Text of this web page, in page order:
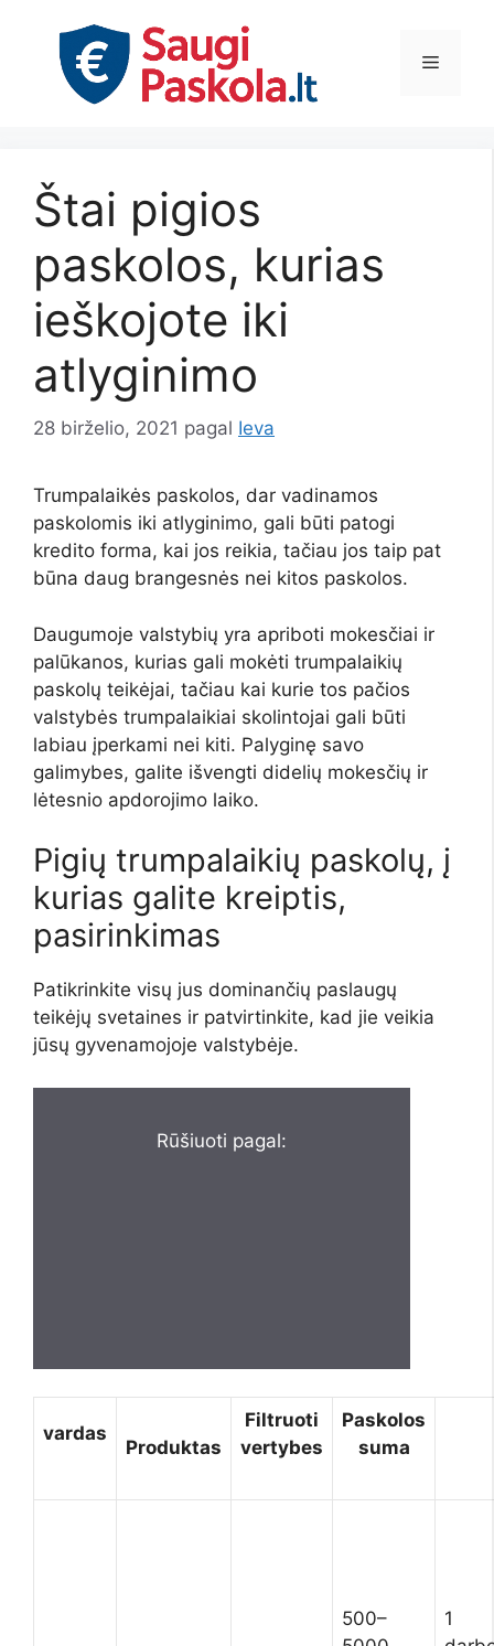
Meniu
Štai pigios
paskolos, kurias
ieškojote iki
atlyginimo
28 birželio, 2021 pagal Ieva
Trumpalaikės paskolos, dar vadinamos
paskolomis iki atlyginimo, gali būti patogi
kredito forma, kai jos reikia, tačiau jos taip pat
būna daug brangesnės nei kitos paskolos.
Daugumoje valstybių yra apriboti mokesčiai ir
palūkanos, kurias gali mokėti trumpalaikių
paskolų teikėjai, tačiau kai kurie tos pačios
valstybės trumpalaikiai skolintojai gali būti
labiau įperkami nei kiti. Palyginę savo
galimybes, galite išvengti didelių mokesčių ir
lėtesnio apdorojimo laiko.
Pigių trumpalaikių paskolų, į
kurias galite kreiptis,
pasirinkimas
Patikrinkite visų jus dominančių paslaugų
teikėjų svetaines ir patvirtinkite, kad jie veikia
jūsų gyvenamojoje valstybėje.
Rūšiuoti pagal:
vardas
Produktas
Filtruoti
vertybes
Paskolos
suma
500–
1